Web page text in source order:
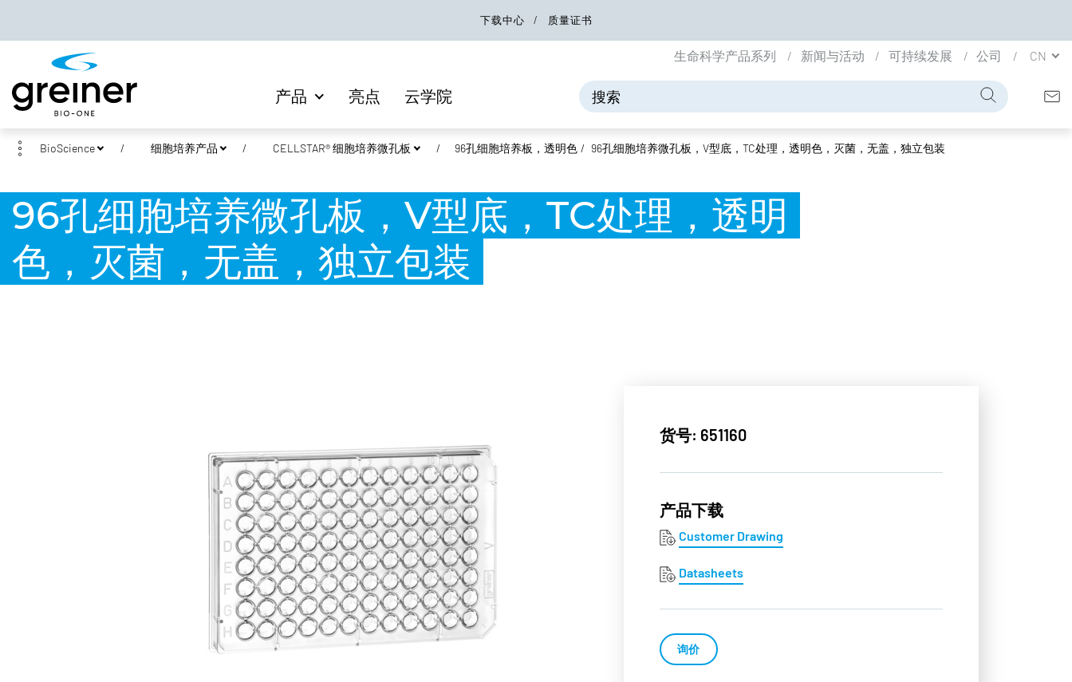
下载中心 质量证书
产品 亮点 云学院
生命科学产品系列 新闻与活动 可持续发展 公司 CN
BioScience 细胞培养产品 CELLSTAR® 细胞培养微孔板 96孔细胞培养板，透明色 96孔细胞培养微孔板，V型底，TC处理，透明色，灭菌，无盖，独立包装
96孔细胞培养微孔板，V型底，TC处理，透明
色，灭菌，无盖，独立包装
货号: 651160
产品下载
Customer Drawing
Datasheets
询价